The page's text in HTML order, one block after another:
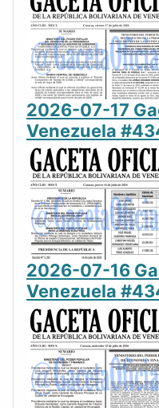
2026-07-17
Venezuela
2026-07-16
Venezuela